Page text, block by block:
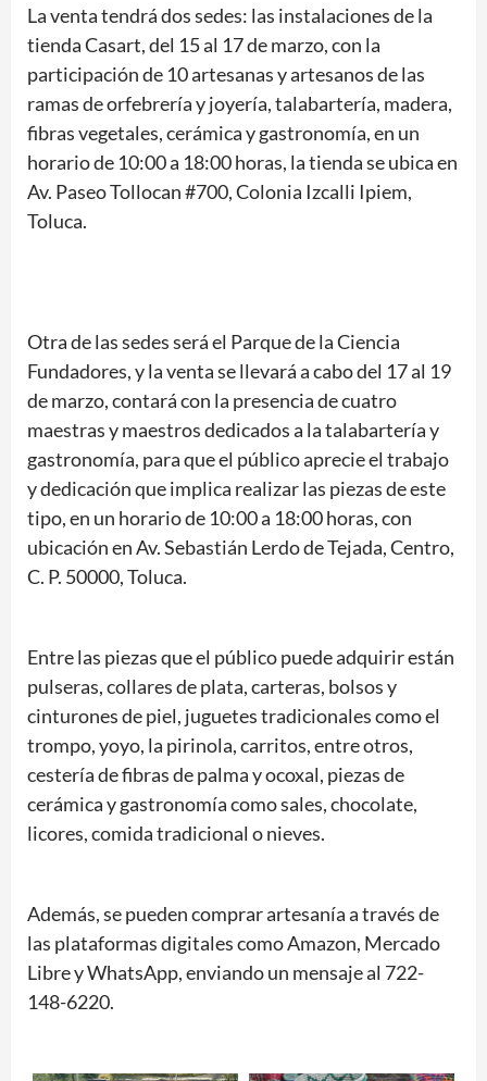
La venta tendrá dos sedes: las instalaciones de la
tienda Casart, del 15 al 17 de marzo, con la
participación de 10 artesanas y artesanos de las
ramas de orfebrería y joyería, talabartería, madera,
fibras vegetales, cerámica y gastronomía, en un
horario de 10:00 a 18:00 horas, la tienda se ubica en
Av. Paseo Tollocan #700, Colonia Izcalli Ipiem,
Toluca.
Otra de las sedes será el Parque de la Ciencia
Fundadores, y la venta se llevará a cabo del 17 al 19
de marzo, contará con la presencia de cuatro
maestras y maestros dedicados a la talabartería y
gastronomía, para que el público aprecie el trabajo
y dedicación que implica realizar las piezas de este
tipo, en un horario de 10:00 a 18:00 horas, con
ubicación en Av. Sebastián Lerdo de Tejada, Centro,
C. P. 50000, Toluca.
Entre las piezas que el público puede adquirir están
pulseras, collares de plata, carteras, bolsos y
cinturones de piel, juguetes tradicionales como el
trompo, yoyo, la pirinola, carritos, entre otros,
cestería de fibras de palma y ocoxal, piezas de
cerámica y gastronomía como sales, chocolate,
licores, comida tradicional o nieves.
Además, se pueden comprar artesanía a través de
las plataformas digitales como Amazon, Mercado
Libre y WhatsApp, enviando un mensaje al 722-
148-6220.